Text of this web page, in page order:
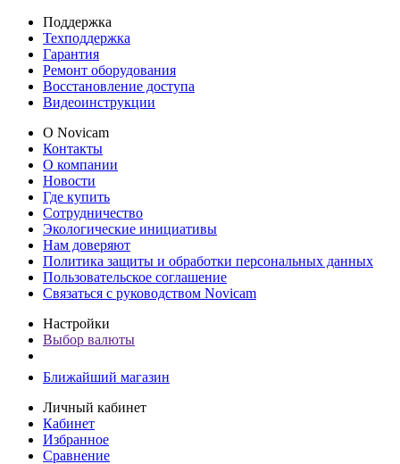
Поддержка
Техподдержка
Гарантия
Ремонт оборудования
Восстановление доступа
Видеоинструкции
О Novicam
Контакты
О компании
Новости
Где купить
Сотрудничество
Экологические инициативы
Нам доверяют
Политика защиты и обработки персональных данных
Пользовательское соглашение
Связаться с руководством Novicam
Настройки
Выбор валюты
Ближайший магазин
Личный кабинет
Кабинет
Избранное
Сравнение